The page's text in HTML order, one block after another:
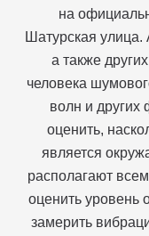
на
Шатурская
а также
человека
волн и других
оценить,
является
располагают
оценить уровень
замерить